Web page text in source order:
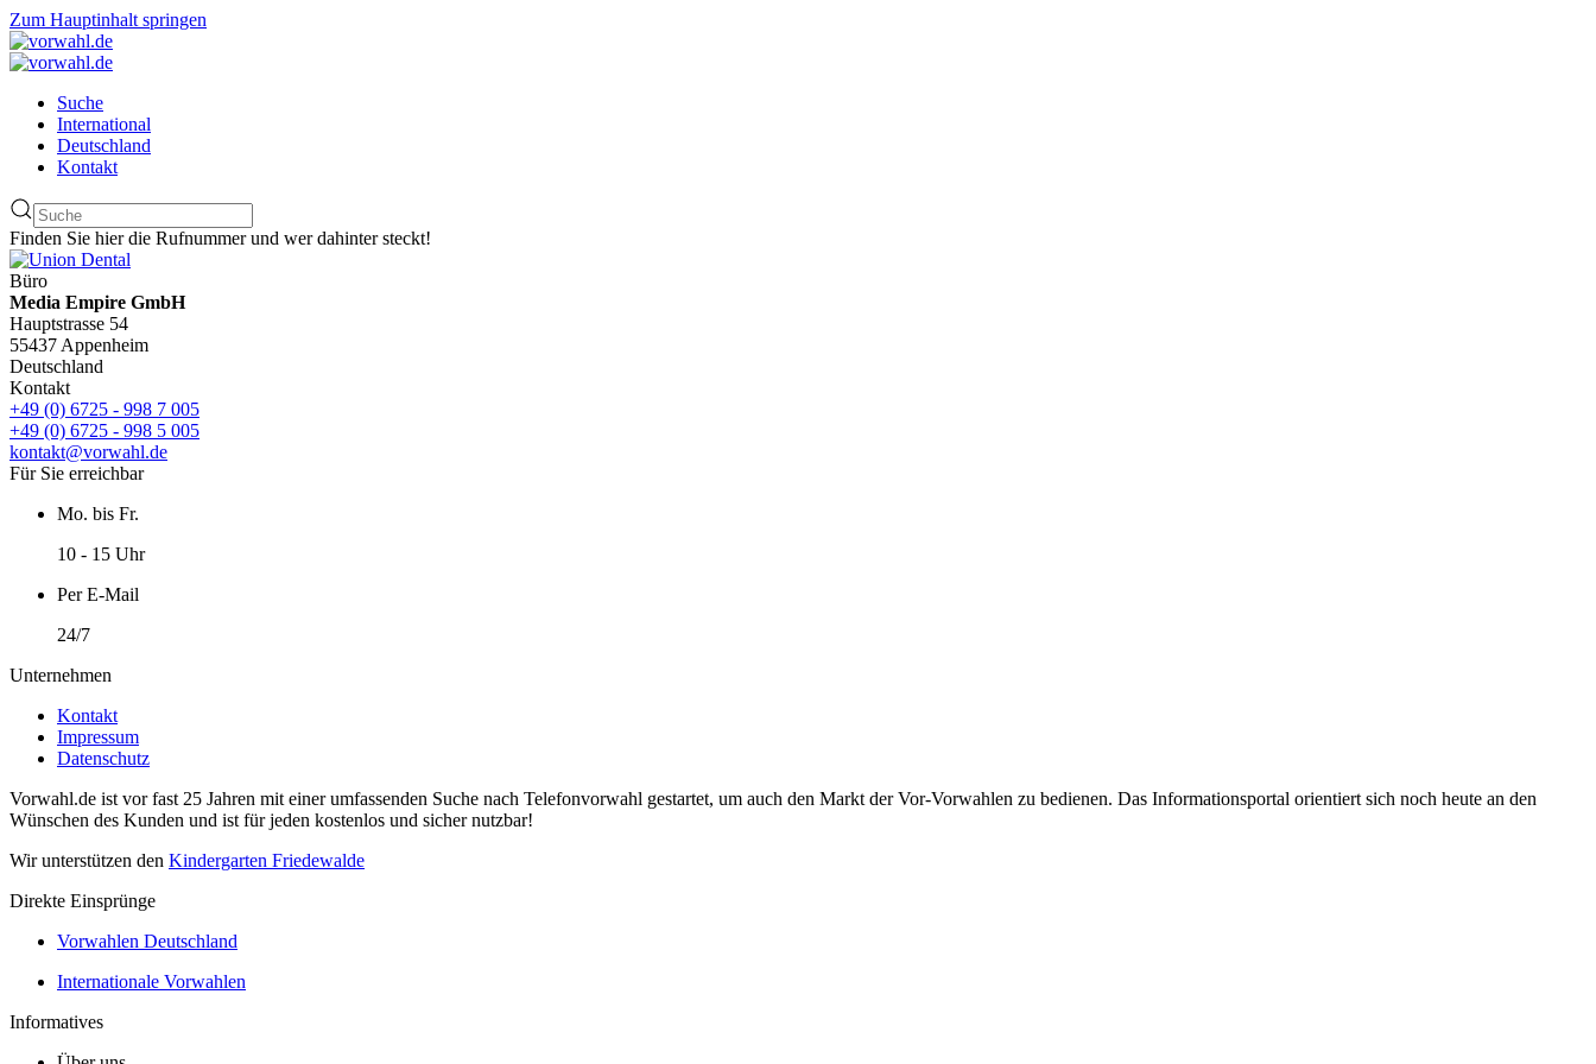
Zum Hauptinhalt springen
Suche
International
Deutschland
Kontakt
Finden Sie hier die Rufnummer und wer dahinter steckt!
Büro
Media Empire GmbH
Hauptstrasse 54
55437 Appenheim
Deutschland
Kontakt
+49 (0) 6725 - 998 7 005
+49 (0) 6725 - 998 5 005
kontakt@vorwahl.de
Für Sie erreichbar
Mo. bis Fr.
10 - 15 Uhr
Per E-Mail
24/7
Unternehmen
Kontakt
Impressum
Datenschutz
Vorwahl.de ist vor fast 25 Jahren mit einer umfassenden Suche nach Telefonvorwahl gestartet, um auch den Markt der Vor-Vorwahlen zu bedienen. Das Informationsportal orientiert sich noch heute an den
Wünschen des Kunden und ist für jeden kostenlos und sicher nutzbar!
Wir unterstützen den Kindergarten Friedewalde
Direkte Einsprünge
Vorwahlen Deutschland
Internationale Vorwahlen
Informatives